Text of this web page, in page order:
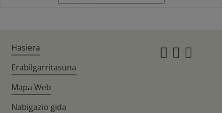
Hasiera
Erabilgarritasuna
Mapa Web
Nabigazio gida